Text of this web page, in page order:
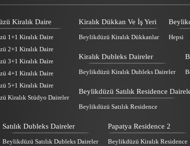
Kiralık Daire
1+1 Kiralık Daire
2+1 Kiralık Daire
3+1 Kiralık Daire
4+1 Kiralık Daire
5+1 Kiralık Daire
Kiralık Stüdyo Daireler
Kiralık Dükkan Ve İş Yeri
Beylikdüzü Kiralık Dükkanlar Hepsi
Kiralık Dubleks Daireler
Beylikdüzü Kiralık Dubleks Daireler
Beylikdüzü Satılık Residence
Beylikdüzü Satılık Residence
Satılık Dubleks Daireler
Beylikdüzü Satılık Dubleks Daireler
Papatya Residence 2
Beylikdüzü Kiralık Residence